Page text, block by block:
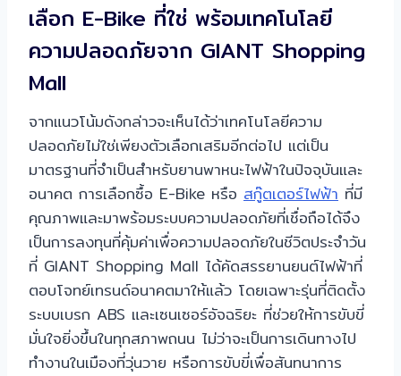
เลือก E-Bike ที่ใช่ พร้อมเทคโนโลยี
ความปลอดภัยจาก GIANT Shopping
Mall
จากแนวโน้มดังกล่าวจะเห็นได้ว่าเทคโนโลยีความ
ปลอดภัยไม่ใช่เพียงตัวเลือกเสริมอีกต่อไป แต่เป็น
มาตรฐานที่จำเป็นสำหรับยานพาหนะไฟฟ้าในปัจจุบันและ
อนาคต การเลือกซื้อ E-Bike หรือ สกู๊ตเตอร์ไฟฟ้า ที่มี
คุณภาพและมาพร้อมระบบความปลอดภัยที่เชื่อถือได้จึง
เป็นการลงทุนที่คุ้มค่าเพื่อความปลอดภัยในชีวิตประจำวัน
ที่ GIANT Shopping Mall ได้คัดสรรยานยนต์ไฟฟ้าที่
ตอบโจทย์เทรนด์อนาคตมาให้แล้ว โดยเฉพาะรุ่นที่ติดตั้ง
ระบบเบรก ABS และเซนเซอร์อัจฉริยะ ที่ช่วยให้การขับขี่
มั่นใจยิ่งขึ้นในทุกสภาพถนน ไม่ว่าจะเป็นการเดินทางไป
ทำงานในเมืองที่วุ่นวาย หรือการขับขี่เพื่อสันทนาการ